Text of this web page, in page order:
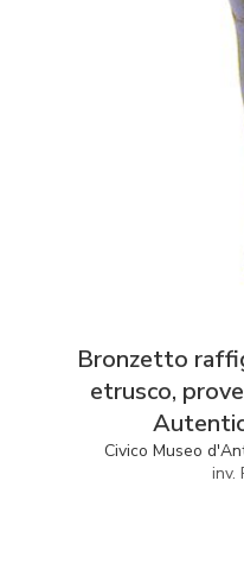
Bronzetto
etrusco,
Civico Museo
inv.